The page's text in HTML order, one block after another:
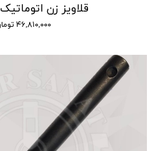
قلاویز زن اتوماتیک M8-M20
۴۶,۸۱۰,۰۰۰ تومان